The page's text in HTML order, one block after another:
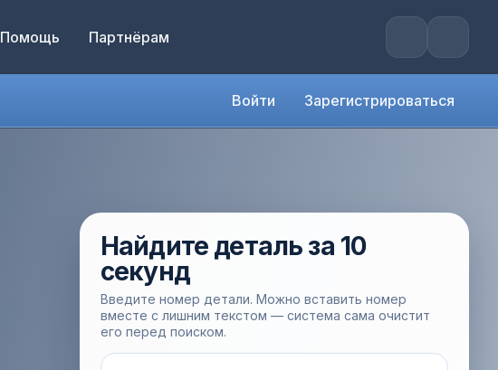
Помощь Партнёрам
Войти Зарегистрироваться
Найдите деталь за 10
секунд
Введите номер детали. Можно вставить номер
вместе с лишним текстом — система сама очистит
его перед поиском.